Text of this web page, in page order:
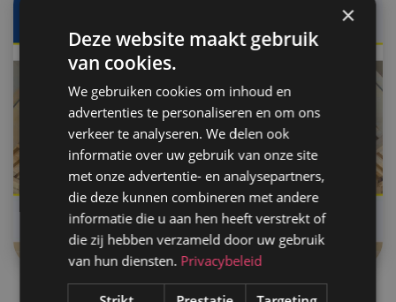
Mergelbouwsteen Kleijnen
×
Deze website maakt gebruik
van cookies.
We gebruiken cookies om inhoud en
advertenties te personaliseren en om ons
verkeer te analyseren. We delen ook
informatie over uw gebruik van onze site
met onze advertentie- en analysepartners,
die deze kunnen combineren met andere
informatie die u aan hen heeft verstrekt of
die zij hebben verzameld door uw gebruik
van hun diensten. Privacybeleid